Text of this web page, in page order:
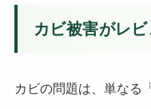
カビ被害がレ
カビの問題は、単なる